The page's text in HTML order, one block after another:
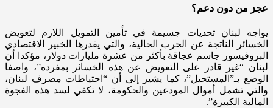
عجز من دون دعم؟
يواجه لبنان تحديات جسيمة في تأمين التمويل اللازم لتعويض
الخسائر الناتجة عن الحرب الحالية، والتي يقدرها الخبير الاقتصادي
البروفيسور جاسم عجاقة بأكثر من عشرة مليارات دولار، مؤكدا أن
لبنان “غير قادر على التعويض عن هذه الخسائر بمفرده”، واصفا
الوضع بـ”المستحيل”، كما يشير إلى أن “احتياطات مصرف لبنان،
والتي تشمل أموال المودعين والحكومة، لا تكفي لسد هذه الفجوة
المالية الكبيرة”.